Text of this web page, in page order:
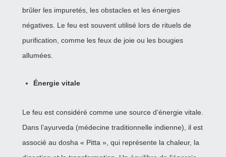
brûler les impuretés, les obstacles et les énergies
négatives. Le feu est souvent utilisé lors de rituels de
purification, comme les feux de joie ou les bougies
allumées.
Énergie vitale
Le feu est considéré comme une source d’énergie vitale.
Dans l’ayurveda (médecine traditionnelle indienne), il est
associé au dosha « Pitta », qui représente la chaleur, la